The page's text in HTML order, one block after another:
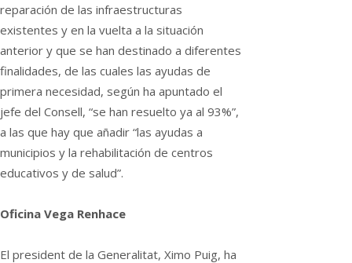
reparación de las infraestructuras
existentes y en la vuelta a la situación
anterior y que se han destinado a diferentes
finalidades, de las cuales las ayudas de
primera necesidad, según ha apuntado el
jefe del Consell, “se han resuelto ya al 93%”,
a las que hay que añadir “las ayudas a
municipios y la rehabilitación de centros
educativos y de salud”.
Oficina Vega Renhace
El president de la Generalitat, Ximo Puig, ha